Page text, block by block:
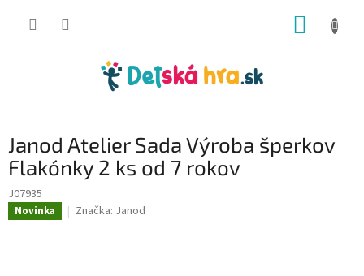
Janod Atelier Sada Výroba šperkov
Flakónky 2 ks od 7 rokov
J07935
Novinka Značka: Janod